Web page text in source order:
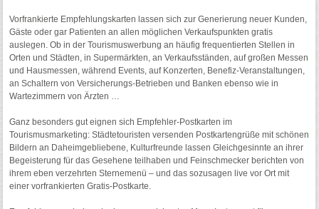
Vorfrankierte Empfehlungskarten lassen sich zur Generierung neuer Kunden,
Gäste oder gar Patienten an allen möglichen Verkaufspunkten gratis
auslegen. Ob in der Tourismuswerbung an häufig frequentierten Stellen in
Orten und Städten, in Supermärkten, an Verkaufsständen, auf großen Messen
und Hausmessen, während Events, auf Konzerten, Benefiz-Veranstaltungen,
an Schaltern von Versicherungs-Betrieben und Banken ebenso wie in
Wartezimmern von Ärzten …
Ganz besonders gut eignen sich Empfehler-Postkarten im
Tourismusmarketing: Städtetouristen versenden Postkartengrüße mit schönen
Bildern an Daheimgebliebene, Kulturfreunde lassen Gleichgesinnte an ihrer
Begeisterung für das Gesehene teilhaben und Feinschmecker berichten von
ihrem eben verzehrten Sternemenü – und das sozusagen live vor Ort mit
einer vorfrankierten Gratis-Postkarte.